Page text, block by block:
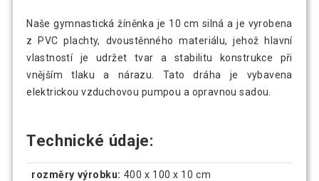
Naše gymnastická žíněnka je 10 cm silná a je vyrobena
z PVC plachty, dvoustěnného materiálu, jehož hlavní
vlastností je udržet tvar a stabilitu konstrukce při
vnějším tlaku a nárazu. Tato dráha je vybavena
elektrickou vzduchovou pumpou a opravnou sadou.
Technické údaje:
rozměry výrobku: 400 x 100 x 10 cm